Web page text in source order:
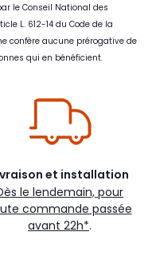
le Conseil National des
L. 612-14 du Code de la
confère aucune prérogative de
qui en bénéficient.
et installation
le lendemain, pour
commande passée
avant 22h*.